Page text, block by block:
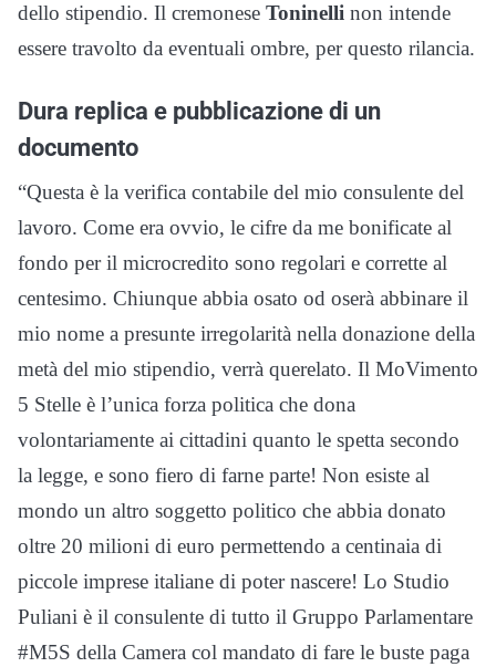
dello stipendio. Il cremonese Toninelli non intende
essere travolto da eventuali ombre, per questo rilancia.
Dura replica e pubblicazione di un
documento
“Questa è la verifica contabile del mio consulente del
lavoro. Come era ovvio, le cifre da me bonificate al
fondo per il microcredito sono regolari e corrette al
centesimo. Chiunque abbia osato od oserà abbinare il
mio nome a presunte irregolarità nella donazione della
metà del mio stipendio, verrà querelato. Il MoVimento
5 Stelle è l’unica forza politica che dona
volontariamente ai cittadini quanto le spetta secondo
la legge, e sono fiero di farne parte! Non esiste al
mondo un altro soggetto politico che abbia donato
oltre 20 milioni di euro permettendo a centinaia di
piccole imprese italiane di poter nascere! Lo Studio
Puliani è il consulente di tutto il Gruppo Parlamentare
#M5S della Camera col mandato di fare le buste paga